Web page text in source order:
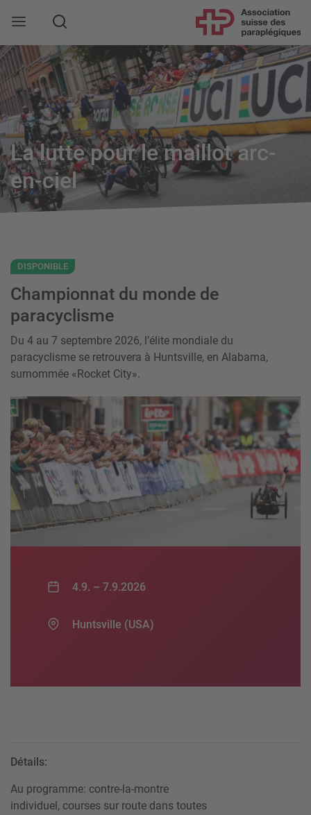
Rechercher
La lutte pour le maillot arc-
en-ciel
DISPONIBLE
Championnat du monde de
paracyclisme
Du 4 au 7 septembre 2026, l’élite mondiale du
paracyclisme se retrouvera à Huntsville, en Alabama,
surnommée «Rocket City».
4.9. – 7.9.2026
Huntsville (USA)
Détails:
Au programme: contre-la-montre
individuel, courses sur route dans toutes